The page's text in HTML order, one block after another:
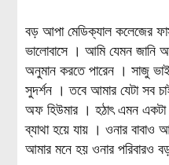
বড় আপা মেডিক্যাল কলেজের
ভালোবাসে । আমি যেমন জানি
অনুমান করতে পারেন । সাজু
সুদর্শন । তবে আমার যেটা সব
অফ হিউমার । হঠাৎ এমন একটা
ব্যাথা হয়ে যায় । ওনার বাবাও
আমার মনে হয় ওনার পরিবারও